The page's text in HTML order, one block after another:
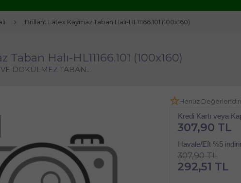
Brillant Latex Kaymaz Taban Halı-HL11166.101 (100x160)
Halı-HL11166.101 (100x160)
DÖKÜLMEZ TABAN...
Henüz
Kredi Kartı veya
307,90 TL
Havale/Eft %5
307,90 TL
292,51 TL